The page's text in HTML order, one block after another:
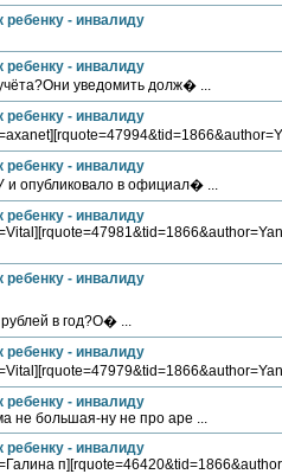
- инвалиду
- инвалиду
уведомить долж� ...
- инвалиду
- инвалиду
и опубликовало в официал� ...
- инвалиду
- инвалиду
в год?О� ...
- инвалиду
- инвалиду
не большая-ну не про аре ...
- инвалиду